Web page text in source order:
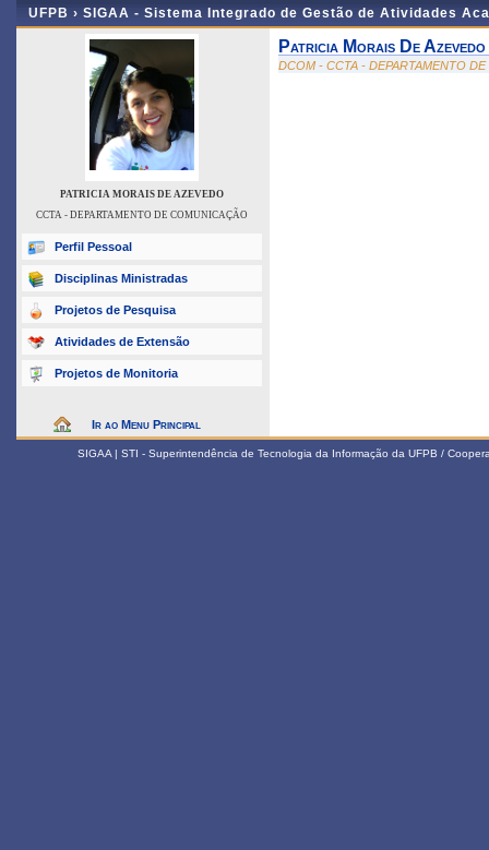
UFPB › SIGAA - Sistema Integrado de Gestão de Atividades
PATRICIA MORAIS DE AZEVEDO
CCTA - DEPARTAMENTO DE COMUNICAÇÃO
Perfil Pessoal
Disciplinas Ministradas
Projetos de Pesquisa
Atividades de Extensão
Projetos de Monitoria
Ir ao Menu Principal
Patricia Morais De Azevedo
DCOM - CCTA - DEPARTAMENTO
SIGAA | STI - Superintendência de Tecnologia da Informação da UFPB /